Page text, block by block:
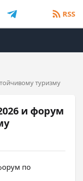
RSS
туризму
и форум